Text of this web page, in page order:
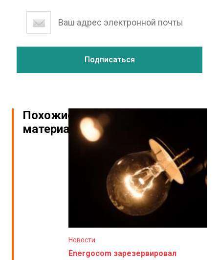
Похожие
материалы
Новости
Energocom зарезервировал